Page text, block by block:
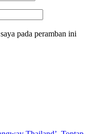
pada peramban ini